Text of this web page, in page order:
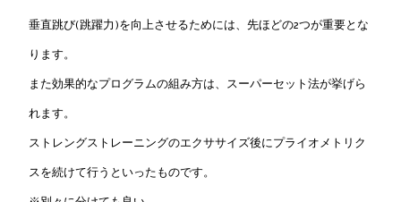
垂直跳び(跳躍力)を向上させるためには、先ほどの2つが重要とな
ります。
また効果的なプログラムの組み方は、スーパーセット法が挙げら
れます。
ストレングストレーニングのエクササイズ後にプライオメトリク
スを続けて行うといったものです。